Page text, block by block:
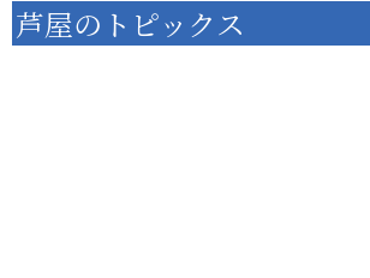
芦屋のトピックス